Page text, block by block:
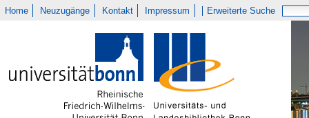
Home Neuzugänge Kontakt Impressum Erweiterte Suche